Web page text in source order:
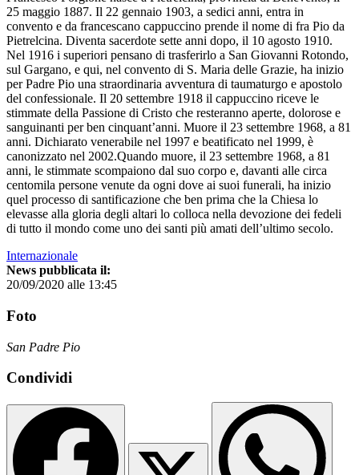
25 maggio 1887. Il 22 gennaio 1903, a sedici anni, entra in
convento e da francescano cappuccino prende il nome di fra Pio da
Pietrelcina. Diventa sacerdote sette anni dopo, il 10 agosto 1910.
Nel 1916 i superiori pensano di trasferirlo a San Giovanni Rotondo,
sul Gargano, e qui, nel convento di S. Maria delle Grazie, ha inizio
per Padre Pio una straordinaria avventura di taumaturgo e apostolo
del confessionale. Il 20 settembre 1918 il cappuccino riceve le
stimmate della Passione di Cristo che resteranno aperte, dolorose e
sanguinanti per ben cinquant’anni. Muore il 23 settembre 1968, a 81
anni. Dichiarato venerabile nel 1997 e beatificato nel 1999, è
canonizzato nel 2002.Quando muore, il 23 settembre 1968, a 81
anni, le stimmate scompaiono dal suo corpo e, davanti alle circa
centomila persone venute da ogni dove ai suoi funerali, ha inizio
quel processo di santificazione che ben prima che la Chiesa lo
elevasse alla gloria degli altari lo colloca nella devozione dei fedeli
di tutto il mondo come uno dei santi più amati dell’ultimo secolo.
Internazionale
News pubblicata il:
20/09/2020 alle 13:45
Foto
San Padre Pio
Condividi